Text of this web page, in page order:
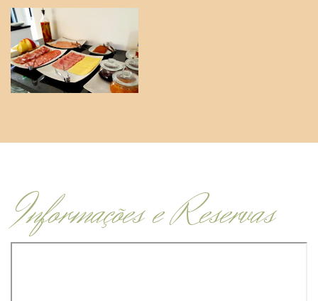
Informações e Reservas